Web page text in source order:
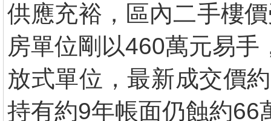
供應充裕，區內二手樓
房單位剛以460萬元易
放式單位，最新成交價
持有約9年帳面仍蝕約66